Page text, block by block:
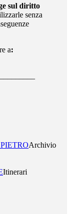
sul diritto
senza
a:
Archivio
Itinerari